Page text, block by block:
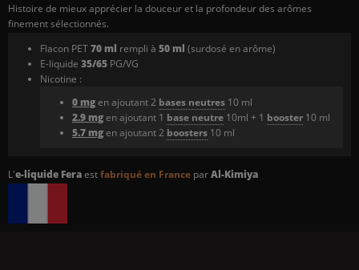
Histoire de mieux apprécier la douceur et la profondeur des arômes
finement sélectionnés.
Flacon PET70 ml rempli à 50 ml (surdosé en arôme)
E-liquide 35/65 PG/VG
Nicotine :
0 mgen ajoutant 2 bases neutres 10 ml
2.9 mgen ajoutant 1 base neutre 10ml + 1 booster 10 ml
5.7 mgen ajoutant 2 boosters 10 ml
L'e-liquide Feraestfabriqué en France parAl-Kimiya